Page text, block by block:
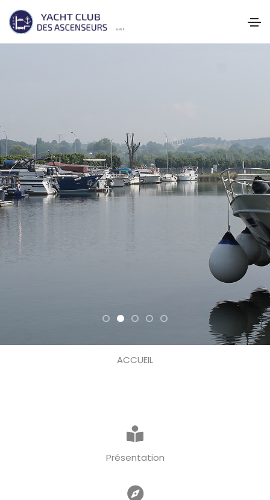
ACCUEIL
Présentation